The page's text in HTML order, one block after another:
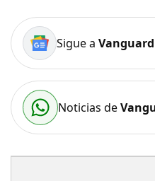
Sigue a
Noticias de